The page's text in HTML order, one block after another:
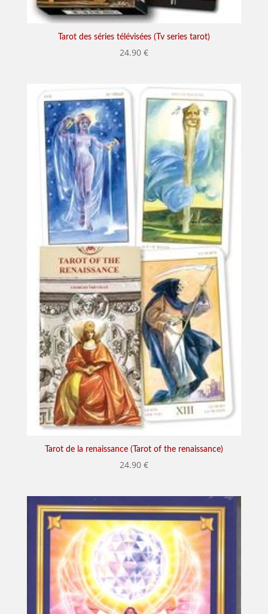
Tarot des séries télévisées (Tv series tarot)
24.90 €
Tarot de la renaissance (Tarot of the renaissance)
24.90 €